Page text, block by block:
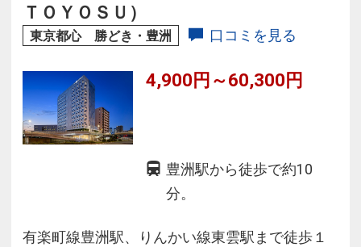
ＴＯＹＯＳＵ）
東京都心 勝どき・豊洲 口コミを見る
4,900円～60,300円
豊洲駅から徒歩で約10
分。
有楽町線豊洲駅、りんかい線東雲駅まで徒歩１